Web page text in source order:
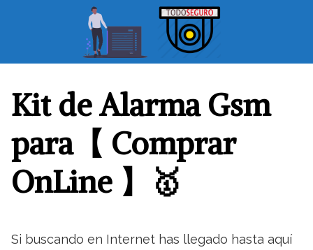
Kit de Alarma Gsm
para【 Comprar
OnLine 】🥇
Si buscando en Internet has llegado hasta aquí